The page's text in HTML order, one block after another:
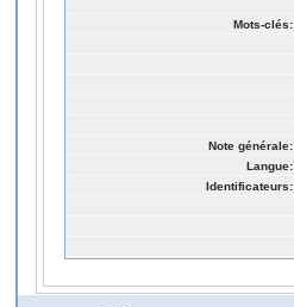
Mots-clés:
Note générale:
Langue:
Identificateurs: